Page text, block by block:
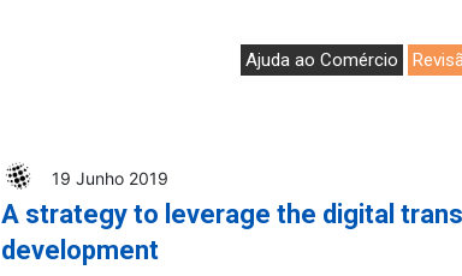
Ajuda ao Comércio
19 Junho 2019
A strategy to leverage the digital
development